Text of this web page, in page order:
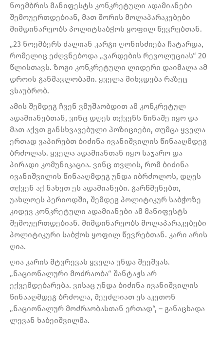
ნოემბრის მანიფესტს კონკრეტული ადამიანები
შემოუერთდებიან, მათ შორის მოლაპარაკებები
მიმდინარეობს პოლიტსაბჭოს ყოფილ წევრებთან.
„23 ნოემბერს ძალიან კარგი ღონისძიება ჩატარდა,
რომელიც ეძღვნებოდა „ვარდების რევოლუციას“ 20
წლისთავს. ზოგი კონკრეტული ლიდერი დაიმალა ამ
დროის განმავლობაში. ყველა მიხვდება რაზეც
ვსაუბრობ.
ამის შემდეგ ჩვენ ვმუშაობდით ამ კონკრეტულ
ადამიანებთან, ვინც დღეს თქვენს წინაშე იყო და
მათ აქვთ განსხვავებული პოზიციები, თუმცა ყველა
ერთად ვაპირებთ ბიძინა ივანიშვილის წინააღმდეგ
ბრძოლას. ყველა ადამიანთან იყო საჯარო და
პირადი კომუნიკაცია. ვინც თვლის, რომ ბიძინა
ივანიშვილის წინააღმდეგ უნდა იბრძოლოს, დღეს
თქვენ აქ ნახეთ ეს ადამიანები. გარწმუნებთ,
უახლოეს პერიოდში, შემდეგ პოლიტიკურ საბჭოზე
კიდევ კონკრეტული ადამიანები ამ მანიფესტს
შემოუერთდებიან. მიმდინარეობს მოლაპარაკებები
პოლიტიკური საბჭოს ყოფილ წევრებთან. კარი არის
ღია.
ღია კარის მტვრევას ყველა უნდა შეეშვას.
„ნაციონალური მოძრაობა“ შანტაჟს არ
ექვემდებარება. ვისაც უნდა ბიძინა ივანიშვილის
წინააღმდეგ ბრძოლა, შეუძლიათ ეს აკეთონ
„ნაციონალურ მოძრაობასთან ერთად“, – განაცხადა
ლევან ხაბეიშვილმა.